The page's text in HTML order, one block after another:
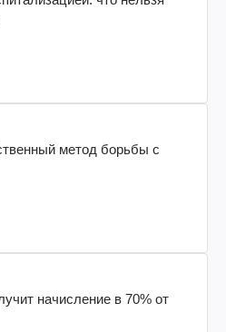
метод борьбы с
начисление в 70% от